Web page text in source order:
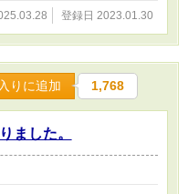
登録日 2023.01.30
りに追加 1,768
ました。